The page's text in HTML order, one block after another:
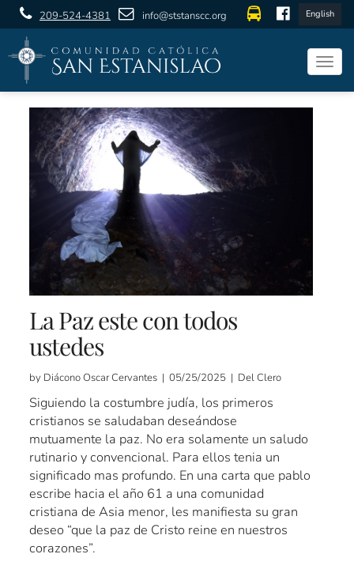
209-524-4381 info@ststanscc.org English
La Paz este con todos
ustedes
by Diácono Oscar Cervantes | 05/25/2025 | Del Clero
Siguiendo la costumbre judía, los primeros
cristianos se saludaban deseándose
mutuamente la paz. No era solamente un saludo
rutinario y convencional. Para ellos tenia un
significado mas profundo. En una carta que pablo
escribe hacia el año 61 a una comunidad
cristiana de Asia menor, les manifiesta su gran
deseo “que la paz de Cristo reine en nuestros
corazones”.